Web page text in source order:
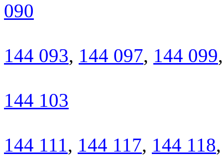
090
144 093, 144 097, 144 099
144 103
144 111, 144 117, 144 118